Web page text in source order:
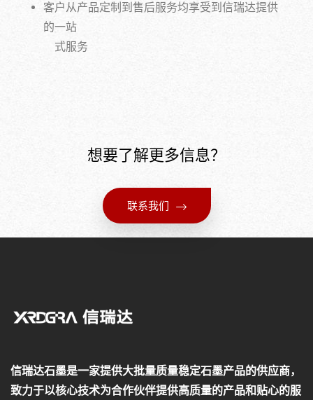
客户从产品定制到售后服务均享受到信瑞达提供
的一站
式服务
想要了解更多信息？
联系我们
信瑞达石墨是一家提供大批量质量稳定石墨产品的供应商，
致力于以核心技术为合作伙伴提供高质量的产品和贴心的服